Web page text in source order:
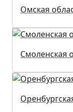
Омская
Смоленская